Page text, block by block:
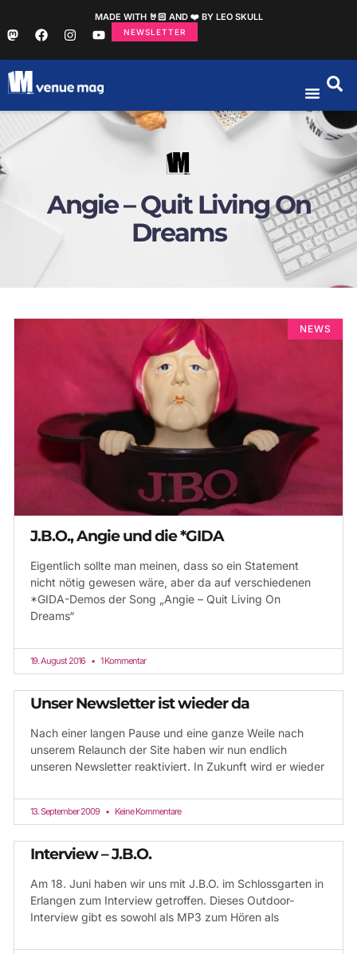
MADE WITH 🤘🏻 AND ❤️ BY LEO SKULL
NEWSLETTER
Angie – Quit Living On
Dreams
NEWS
J.B.O., Angie und die *GIDA
Eigentlich sollte man meinen, dass so ein Statement
nicht nötig gewesen wäre, aber da auf verschiedenen
*GIDA-Demos der Song „Angie – Quit Living On
Dreams“
19. August 2016 1 Kommentar
Unser Newsletter ist wieder da
Nach einer langen Pause und eine ganze Weile nach
unserem Relaunch der Site haben wir nun endlich
unseren Newsletter reaktiviert. In Zukunft wird er wieder
13. September 2009 Keine Kommentare
Interview – J.B.O.
Am 18. Juni haben wir uns mit J.B.O. im Schlossgarten in
Erlangen zum Interview getroffen. Dieses Outdoor-
Interview gibt es sowohl als MP3 zum Hören als